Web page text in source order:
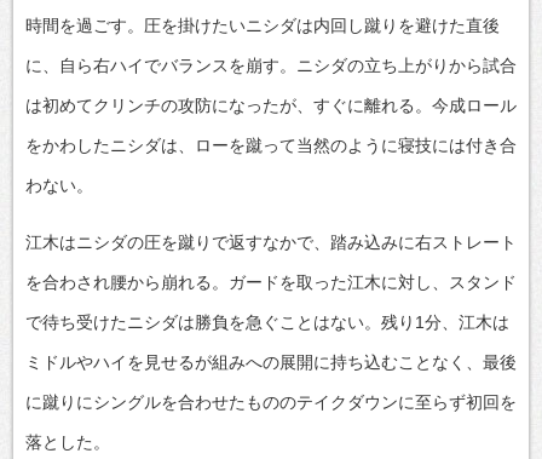
時間を過ごす。圧を掛けたいニシダは内回し蹴りを避けた直後
に、自ら右ハイでバランスを崩す。ニシダの立ち上がりから試合
は初めてクリンチの攻防になったが、すぐに離れる。今成ロール
をかわしたニシダは、ローを蹴って当然のように寝技には付き合
わない。
江木はニシダの圧を蹴りで返すなかで、踏み込みに右ストレート
を合わされ腰から崩れる。ガードを取った江木に対し、スタンド
で待ち受けたニシダは勝負を急ぐことはない。残り1分、江木は
ミドルやハイを見せるが組みへの展開に持ち込むことなく、最後
に蹴りにシングルを合わせたもののテイクダウンに至らず初回を
落とした。